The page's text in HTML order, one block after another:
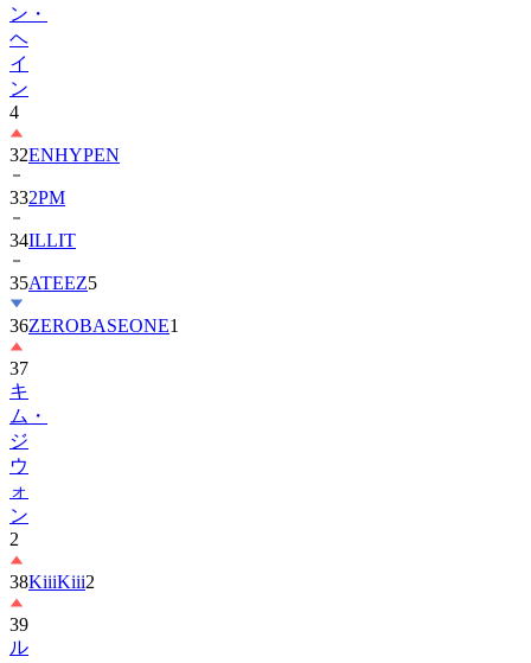
ン・
ヘ
イ
ン
4
32ENHYPEN
332PM
34ILLIT
35ATEEZ5
36ZEROBASEONE1
37
キ
ム・
ジ
ウ
ォ
ン
2
38KiiiKiii2
39
ル